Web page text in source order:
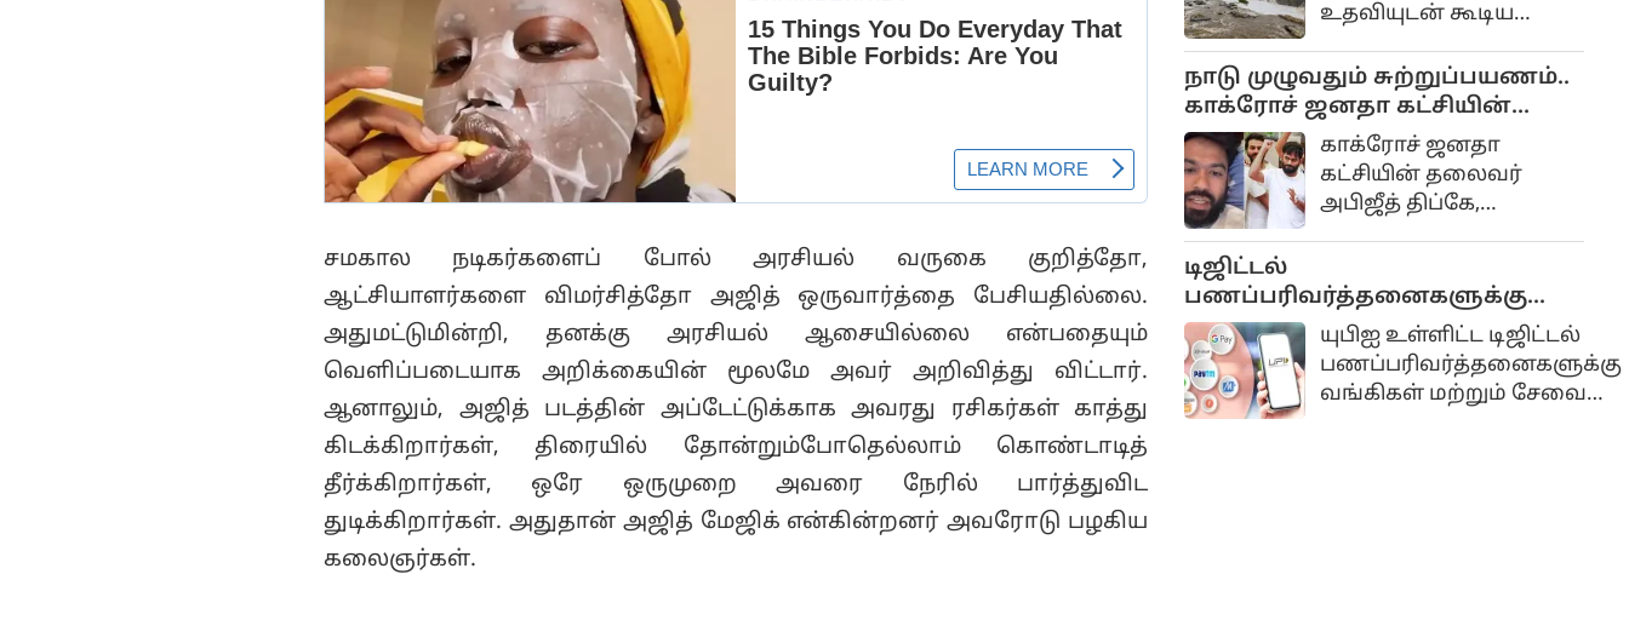
சமகால நடிகர்களைப் போல் அரசியல் வருகை குறித்தோ,
ஆட்சியாளர்களை விமர்சித்தோ அஜித் ஒருவார்த்தை பேசியதில்லை.
அதுமட்டுமின்றி, தனக்கு அரசியல் ஆசையில்லை என்பதையும்
வெளிப்படையாக அறிக்கையின் மூலமே அவர் அறிவித்து விட்டார்.
ஆனாலும், அஜித் படத்தின் அப்டேட்டுக்காக அவரது ரசிகர்கள் காத்து
கிடக்கிறார்கள், திரையில் தோன்றும்போதெல்லாம் கொண்டாடித்
தீர்க்கிறார்கள், ஒரே ஒருமுறை அவரை நேரில் பார்த்துவிட
துடிக்கிறார்கள். அதுதான் அஜித் மேஜிக் என்கின்றனர் அவரோடு பழகிய
கலைஞர்கள்.
உதவியுடன் கூடிய
மேலாண்மை மற்றும்
மீட்பு திட்டம் கேரளாவில்
விரைவில்
அமல்படுத்தப்படும்
என்று அம்மாநில
முதலமைச்சர் வி.டி.
சதீசன் அறிவித்துள்ளார்.
நாடு முழுவதும் சுற்றுப்பயணம்..
காக்ரோச் ஜனதா கட்சியின்
தலைவர் அபிஜீத் திப்கே
அறிவிப்பு..
காக்ரோச் ஜனதா
கட்சியின் தலைவர்
அபிஜீத் திப்கே,
நேரடியாக
கேட்டறிவதற்காக வரும்
செப்டம்பர் மாதம் 'கியா
போல்டி பப்ளிக்'என்ற
நாடு தழுவிய
டிஜிட்டல்
பணப்பரிவர்த்தனைகளுக்கு
கட்டணம் வசூலிக்கும் சட்ட
மசோதா.. மக்களவையில்
நிறைவேற்றம்...
யுபிஐ உள்ளிட்ட டிஜிட்டல்
பணப்பரிவர்த்தனைகளுக்கு
வங்கிகள் மற்றும் சேவை